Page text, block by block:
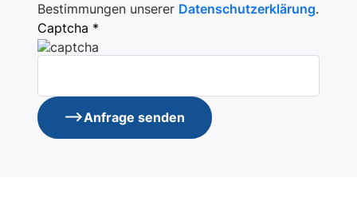
Bestimmungen unserer Datenschutzerklärung.
Captcha *
Anfrage senden